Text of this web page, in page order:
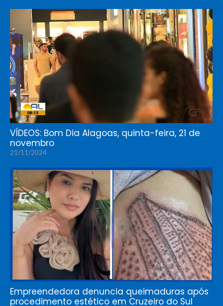
VÍDEOS: Bom Dia Alagoas, quinta-feira, 21 de
novembro
21/11/2024
Empreendedora denuncia queimaduras após
procedimento estético em Cruzeiro do Sul